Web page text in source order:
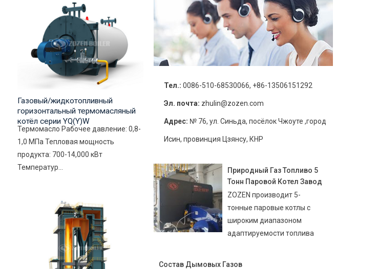
Газовый/жидкотопливный
горизонтальный термомасляный
котёл серии YQ(Y)W
Термомасло Рабочее давление: 0,8-
1,0 МПа Тепловая мощность
продукта: 700-14,000 кВт
Температур...
Тел.: 0086-510-68530066, +86-13506151292
Эл. почта: zhulin@zozen.com
Адрес: № 76, ул. Синьда, посёлок Чжоуте ,город
Исин, провинция Цзянсу, КНР
Природный Газ Топливо 5
Тонн Паровой Котел Завод
ZOZEN производит 5-
тонные паровые котлы с
широким диапазоном
адаптируемости топлива
Состав Дымовых Газов